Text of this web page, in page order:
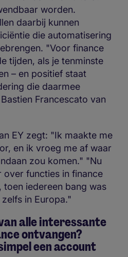
worden.
daarbij kunnen
die automatisering
"Voor finance
tijden, als je tenminste
– en positief staat
die daarmee
Francescato van
EY zegt: "Ik maakte me
en ik vroeg me af waar
zou komen." "Nu
over functies in finance
toen iedereen bang was
in Europa."
alle interessante
ontvangen?
een account